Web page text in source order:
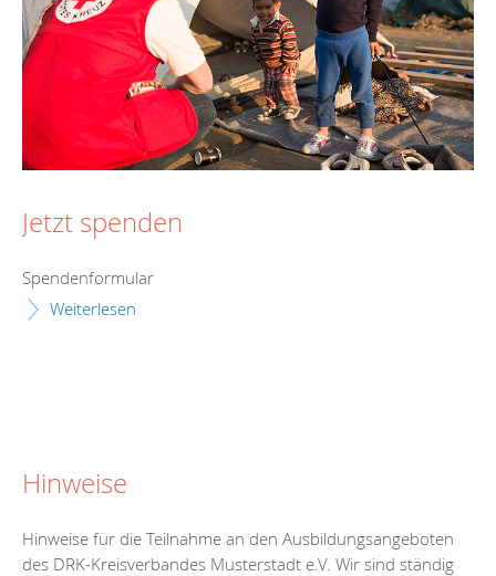
Jetzt spenden
Spendenformular
Weiterlesen
Hinweise
Hinweise für die Teilnahme an den Ausbildungsangeboten
des DRK-Kreisverbandes Musterstadt e.V. Wir sind ständig